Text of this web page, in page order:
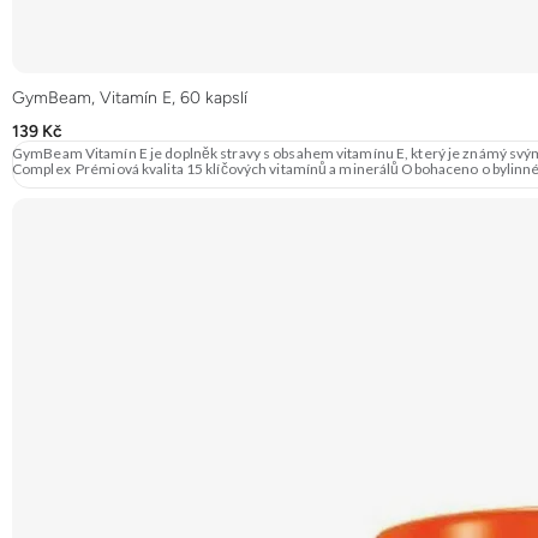
GymBeam, Vitamín E, 60 kapslí
139 Kč
GymBeam Vitamín E je doplněk stravy s obsahem vitamínu E, který je známý
Complex Prémiová kvalita 15 klíčových vitamínů a minerálů Obohaceno o